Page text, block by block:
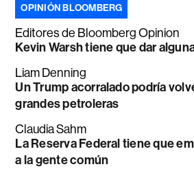
OPINIÓN BLOOMBERG
Editores de Bloomberg Opinion
Kevin Warsh tiene que dar
Liam Denning
Un Trump acorralado podría
grandes petroleras
Claudia Sahm
La Reserva Federal tiene que
a la gente común